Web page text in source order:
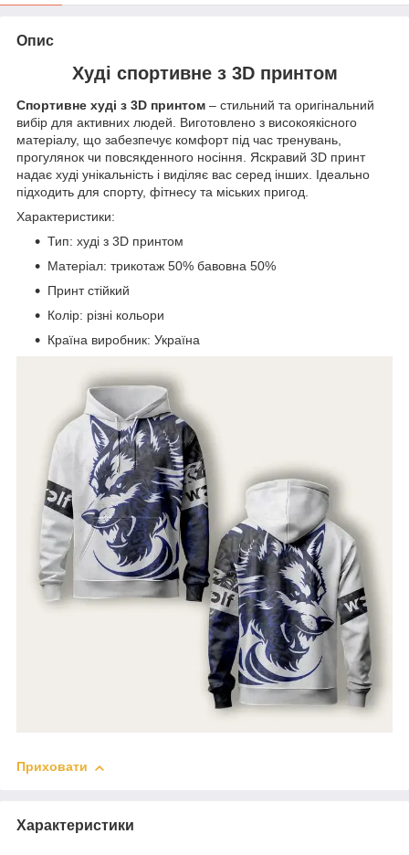
Опис
Худі спортивне з 3D принтом
Спортивне худі з 3D принтом – стильний та оригінальний
вибір для активних людей. Виготовлено з високоякісного
матеріалу, що забезпечує комфорт під час тренувань,
прогулянок чи повсякденного носіння. Яскравий 3D принт
надає худі унікальність і виділяє вас серед інших. Ідеально
підходить для спорту, фітнесу та міських пригод.
Характеристики:
Тип: худі з 3D принтом
Матеріал: трикотаж 50% бавовна 50%
Принт стійкий
Колір: різні кольори
Країна виробник: Україна
Приховати
Характеристики